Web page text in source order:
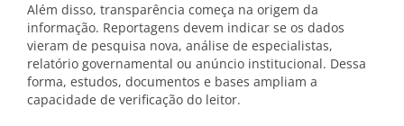
Além disso, transparência começa na origem da
informação. Reportagens devem indicar se os dados
vieram de pesquisa nova, análise de especialistas,
relatório governamental ou anúncio institucional. Dessa
forma, estudos, documentos e bases ampliam a
capacidade de verificação do leitor.